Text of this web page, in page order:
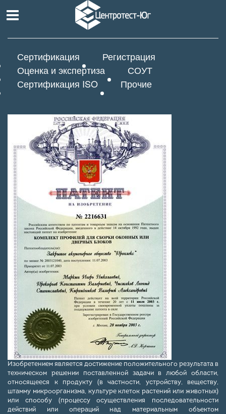
Сертификация
Регистрация
Оценка и экспертиза
СОУТ
Сертификация ISO
Прочие
Изобретением является достижение положительного результата в
техническом решении поставленной задачи в любой области,
относящееся к продукту (в частности, устройству, веществу,
штамму микроорганизма, культуре клеток растений или животных)
или способу (процессу осуществления последовательности
действий или операций над материальным объектом